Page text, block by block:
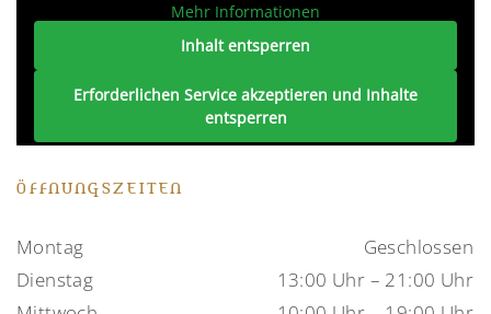
Mehr Informationen
Inhalt entsperren
Erforderlichen Service akzeptieren und Inhalte
entsperren
ÖFFNUNGSZEITEN
Montag
Geschlossen
Dienstag
13:00 Uhr – 21:00 Uhr